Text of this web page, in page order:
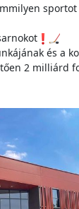
és a
2 milliárd